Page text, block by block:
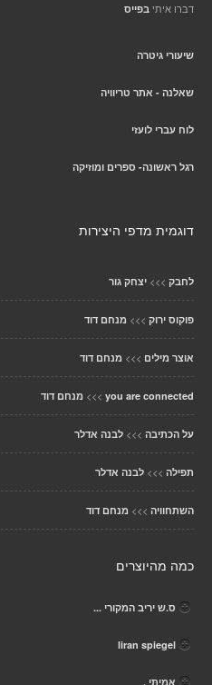
דברו איתי בפייס
שיעורי גיטרה
שאלנה - אתר טריוויה
לוח עברי לועזי
רגל ראשונה- ספרים ומוזיקה
דוגמית מדפי היצירות
לחבק >>> יצחק גור
פוקוס ירוק >>> מנחם דוד
אוצר מילים >>> מנחם דוד
you are connected
>>> מנחם דוד
על הכתיבה >>> לבנה אדלר
תפילה >>> לבנה אדלר
השתחוויה >>> מנחם דוד
כמה מהיוצרים
ס.ש יריב המקורי ...
liran spiegel
אמיתִּי .